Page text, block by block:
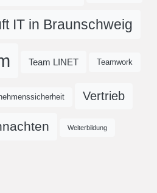
IT in Braunschweig
Team LINET Teamwork
Vertrieb
Weiterbildung